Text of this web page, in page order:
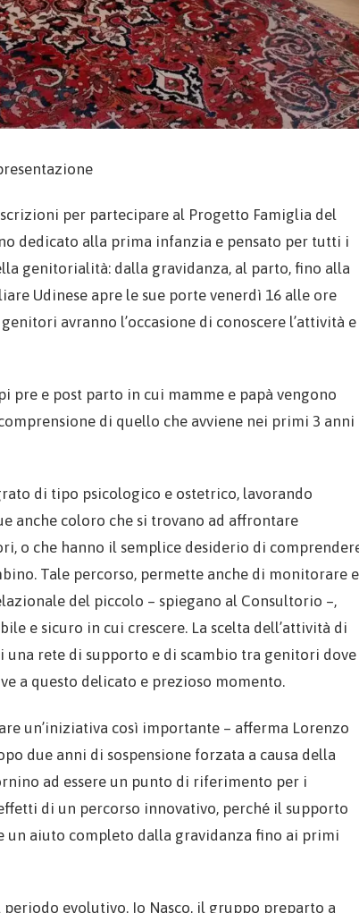
per partecipare al Progetto Famiglia del
dedicato alla prima infanzia e pensato per tutti i
genitorialità: dalla gravidanza, al parto, fino alla
Udinese apre le sue porte venerdì 16 alle ore
avranno l’occasione di conoscere l’attività
pre e post parto in cui mamme e papà vengono
di quello che avviene nei primi 3 anni
di tipo psicologico e ostetrico, lavorando
anche coloro che si trovano ad affrontare
o che hanno il semplice desiderio di
Tale percorso, permette anche di monitorare e
del piccolo – spiegano al Consultorio –,
e sicuro in cui crescere. La scelta dell’attività di
una rete di supporto e di scambio tra genitori dove
a questo delicato e prezioso momento.
un’iniziativa così importante – afferma Lorenzo
due anni di sospensione forzata a causa della
ad essere un punto di riferimento per i
di un percorso innovativo, perché il supporto
aiuto completo dalla gravidanza fino ai primi
evolutivo. Io Nasco, il gruppo preparto a